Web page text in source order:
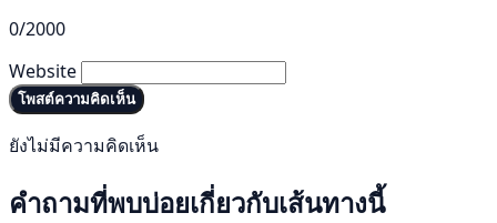
0/2000
Website
โพสต์ความคิดเห็น
ยังไม่มีความคิดเห็น
คำถามที่พบบ่อยเกี่ยวกับเส้นทางนี้